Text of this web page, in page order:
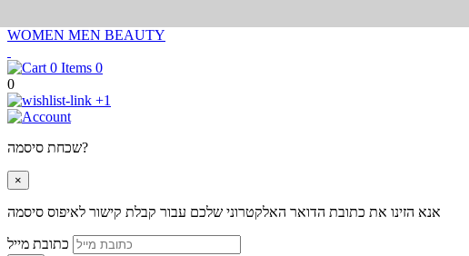
WOMEN MEN BEAUTY
0
0
+1
שכחת סיסמה?
×
אנא הזינו את כתובת הדואר האלקטרוני שלכם עבור קבלת קישור לאיפוס סיסמה